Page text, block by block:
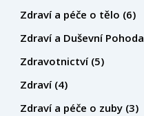
Zdraví a péče o tělo (6)
Zdraví a Duševní Pohoda
Zdravotnictví (5)
Zdraví (4)
Zdraví a péče o zuby (3)